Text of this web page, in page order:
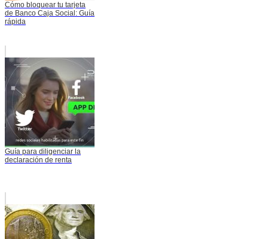
Cómo bloquear tu tarjeta
de Banco Caja Social: Guía
rápida
Guía para diligenciar la
declaración de renta